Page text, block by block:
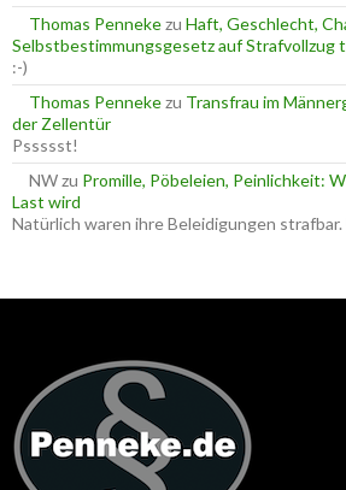
Thomas Pennekezu Haft, Geschlecht,
Selbstbestimmungsgesetz auf Strafvollzug
:-)
Thomas Pennekezu Transfrau im
der Zellentür
Pssssst!
NWzu Promille, Pöbeleien, Peinlichkeit:
Last wird
Natürlich waren ihre Beleidigungen